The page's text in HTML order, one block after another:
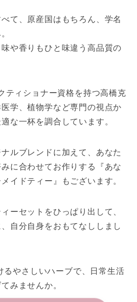
て、原産国はもちろん、学名
や香りもひと味違う高品質の
ティショナー資格を持つ高橋克
学、植物学など専門の視点か
な一杯を調合しています。
ルブレンドに加えて、あなた
に合わせてお作りする『あな
イドティー』もございます。
ーセットをひっぱり出して、
自分自身をおもてなししまし
るやさしいハーブで、日常生活
みませんか。